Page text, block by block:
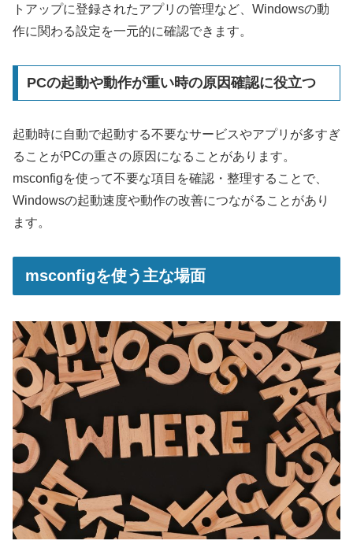
トアップに登録されたアプリの管理など、Windowsの動
作に関わる設定を一元的に確認できます。
PCの起動や動作が重い時の原因確認に役立つ
起動時に自動で起動する不要なサービスやアプリが多すぎ
ることがPCの重さの原因になることがあります。
msconfigを使って不要な項目を確認・整理することで、
Windowsの起動速度や動作の改善につながることがあり
ます。
msconfigを使う主な場面